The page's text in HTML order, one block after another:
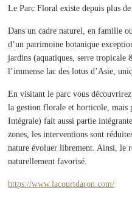
Le Parc Floral existe depuis plus
Dans un cadre naturel, en famille
d’un patrimoine botanique
jardins (aquatiques, serre
l’immense lac des lotus d’Asie,
En visitant le parc vous
la gestion florale et horticole, mais
Intégrale) fait aussi partie
zones, les interventions sont
nature évoluer librement. Ainsi, le
naturellement favorisé.
https://www.lacourtdaron.com/